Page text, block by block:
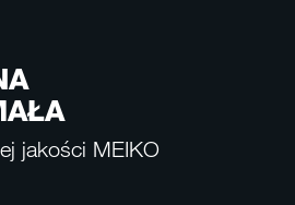
jakości MEIKO